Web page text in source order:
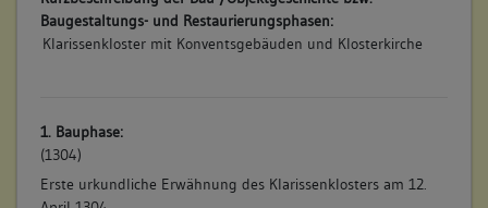
Baugestaltungs- und Restaurierungsphasen:
Klarissenkloster mit Konventsgebäuden und Klosterkirche
1. Bauphase:
(1304)
Erste urkundliche Erwähnung des Klarissenklosters am 12.